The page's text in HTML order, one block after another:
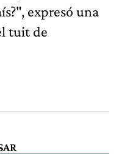
expresó una
tuit de